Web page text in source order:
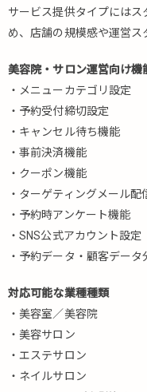
サービス提供タイプには
め、店舗の規模感や運営ス
美容院・サロン運営向け機
・メニューカテゴリ設定
・予約受付締切設定
・キャンセル待ち機能
・事前決済機能
・クーポン機能
・ターゲティングメール配
・予約時アンケート機能
・SNS公式アカウント設定
・予約データ・顧客デー
対応可能な業種種類
・美容室／美容院
・美容サロン
・エステサロン
・ネイルサロン